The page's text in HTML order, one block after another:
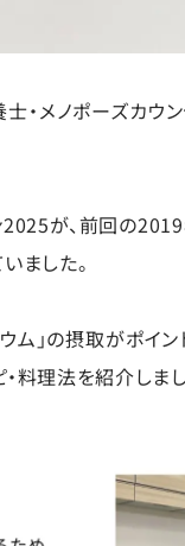
士・メノポーズカ
が、前回の
ました。
ム」の摂取がポイ
料理法を紹介しまし